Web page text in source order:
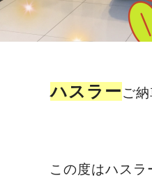
ハスラーご
この度はハスラ